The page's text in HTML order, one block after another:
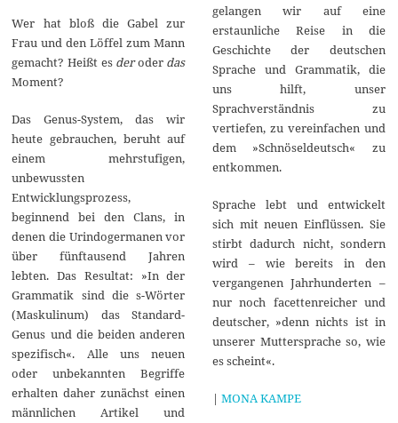
Wer hat bloß die Gabel zur
Frau und den Löffel zum Mann
gemacht? Heißt es deroder das
Moment?
Das Genus-System, das wir
heute gebrauchen, beruht auf
einem mehrstufigen,
unbewussten
Entwicklungsprozess,
beginnend bei den Clans, in
denen die Urindogermanen vor
über fünftausend Jahren
lebten. Das Resultat: »In der
Grammatik sind die s-Wörter
(Maskulinum) das Standard-
Genus und die beiden anderen
spezifisch«. Alle uns neuen
oder unbekannten Begriffe
erhalten daher zunächst einen
männlichen Artikel und
gelangen wir auf eine
erstaunliche Reise in die
Geschichte der deutschen
Sprache und Grammatik, die
uns hilft, unser
Sprachverständnis zu
vertiefen, zu vereinfachen und
dem »Schnöseldeutsch« zu
entkommen.
Sprache lebt und entwickelt
sich mit neuen Einflüssen. Sie
stirbt dadurch nicht, sondern
wird – wie bereits in den
vergangenen Jahrhunderten –
nur noch facettenreicher und
deutscher, »denn nichts ist in
unserer Muttersprache so, wie
es scheint«.
| MONA KAMPE